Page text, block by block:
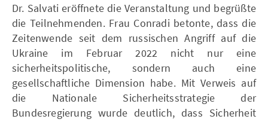
Dr. Salvati eröffnete die Veranstaltung und begrüßte
die Teilnehmenden. Frau Conradi betonte, dass die
Zeitenwende seit dem russischen Angriff auf die
Ukraine im Februar 2022 nicht nur eine
sicherheitspolitische, sondern auch eine
gesellschaftliche Dimension habe. Mit Verweis auf
die Nationale Sicherheitsstrategie der
Bundesregierung wurde deutlich, dass Sicherheit